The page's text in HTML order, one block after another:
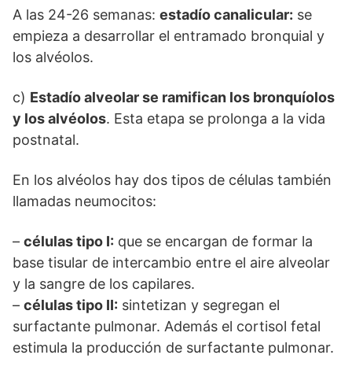
A las 24-26 semanas: estadío canalicular: se
empieza a desarrollar el entramado bronquial y
los alvéolos.
c) Estadío alveolar se ramifican los bronquíolos
y los alvéolos. Esta etapa se prolonga a la vida
postnatal.
En los alvéolos hay dos tipos de células también
llamadas neumocitos:
– células tipo I: que se encargan de formar la
base tisular de intercambio entre el aire alveolar
y la sangre de los capilares.
– células tipo II: sintetizan y segregan el
surfactante pulmonar. Además el cortisol fetal
estimula la producción de surfactante pulmonar.